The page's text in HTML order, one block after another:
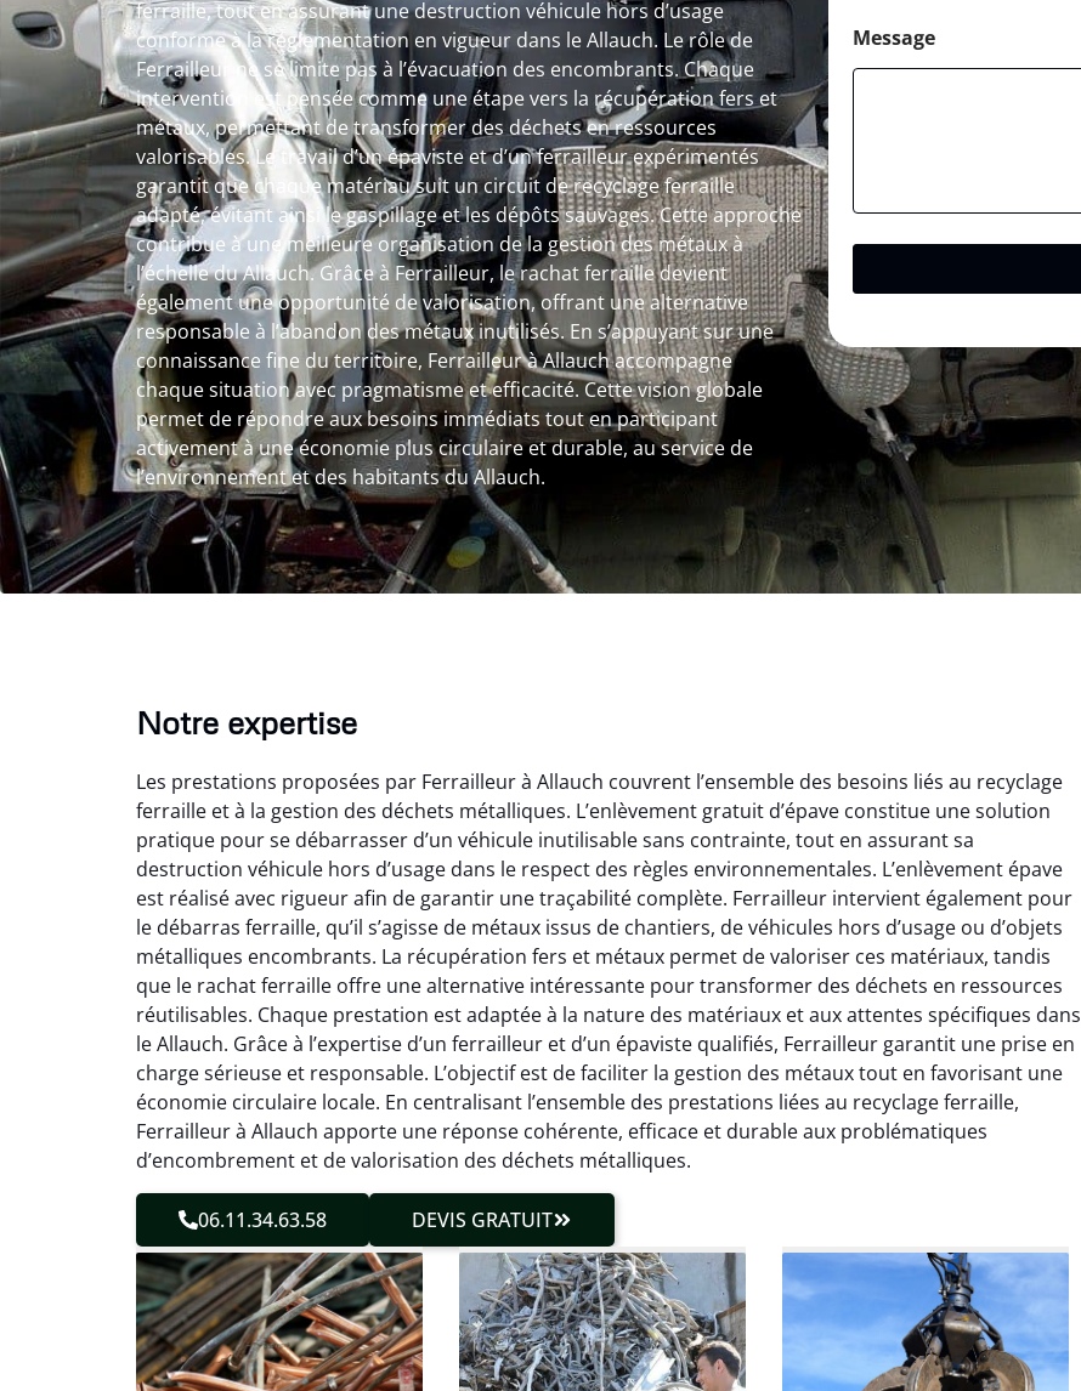
ferraille, tout en assurant une destruction véhicule hors d’usage
conforme à la réglementation en vigueur dans le Allauch. Le rôle de
Ferrailleur ne se limite pas à l’évacuation des encombrants. Chaque
intervention est pensée comme une étape vers la récupération fers et
métaux, permettant de transformer des déchets en ressources
valorisables. Le travail d’un épaviste et d’un ferrailleur expérimentés
garantit que chaque matériau suit un circuit de recyclage ferraille
adapté, évitant ainsi le gaspillage et les dépôts sauvages. Cette approche
contribue à une meilleure organisation de la gestion des métaux à
l’échelle du Allauch. Grâce à Ferrailleur, le rachat ferraille devient
également une opportunité de valorisation, offrant une alternative
responsable à l’abandon des métaux inutilisés. En s’appuyant sur une
connaissance fine du territoire, Ferrailleur à Allauch accompagne
chaque situation avec pragmatisme et efficacité. Cette vision globale
permet de répondre aux besoins immédiats tout en participant
activement à une économie plus circulaire et durable, au service de
l’environnement et des habitants du Allauch.
Message
Notre expertise
Les prestations proposées par Ferrailleur à Allauch couvrent l’ensemble des besoins liés au recyclage
ferraille et à la gestion des déchets métalliques. L’enlèvement gratuit d’épave constitue une solution
pratique pour se débarrasser d’un véhicule inutilisable sans contrainte, tout en assurant sa
destruction véhicule hors d’usage dans le respect des règles environnementales. L’enlèvement épave
est réalisé avec rigueur afin de garantir une traçabilité complète. Ferrailleur intervient également pour
le débarras ferraille, qu’il s’agisse de métaux issus de chantiers, de véhicules hors d’usage ou d’objets
métalliques encombrants. La récupération fers et métaux permet de valoriser ces matériaux, tandis
que le rachat ferraille offre une alternative intéressante pour transformer des déchets en ressources
réutilisables. Chaque prestation est adaptée à la nature des matériaux et aux attentes spécifiques dans
le Allauch. Grâce à l’expertise d’un ferrailleur et d’un épaviste qualifiés, Ferrailleur garantit une prise en
charge sérieuse et responsable. L’objectif est de faciliter la gestion des métaux tout en favorisant une
économie circulaire locale. En centralisant l’ensemble des prestations liées au recyclage ferraille,
Ferrailleur à Allauch apporte une réponse cohérente, efficace et durable aux problématiques
d’encombrement et de valorisation des déchets métalliques.
06.11.34.63.58 DEVIS GRATUIT
Virginie Lambert
26 février 2025
Parfait pour se débarrasser
des vieux métaux ! Équipe
efficace qui a tout enlevé
sans laisser de traces.
Service client très réactif.
Jérôme Meunier
21 octobre 2024
Service de recyclage efficace
et écologique. Enlèvement
rapide de ma vieille
chaudière et démarche
transparente. Je